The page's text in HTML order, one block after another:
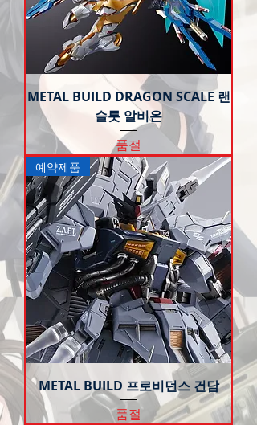
METAL BUILD DRAGON SCALE 랜
슬롯 알비온
품절
예약제품
METAL BUILD 프로비던스 건담
품절